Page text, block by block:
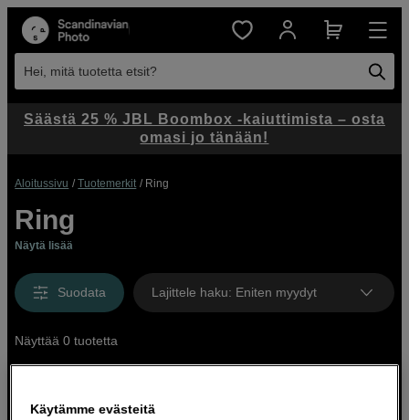
Hei, mitä tuotetta etsit?
Aloitussivu Tuotemerkit Ring
Ring
Näytä lisää
Suodata Lajittele haku: Eniten myydyt
Näyttää 0 tuotetta
Säästä 25 % JBL Boombox -kaiuttimista – osta
omasi jo tänään!
Käytämme evästeitä